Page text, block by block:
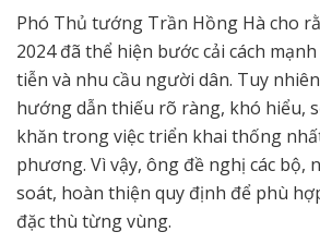
Phó Thủ tướng Trần Hồng Hà cho
2024 đã thể hiện bước cải cách
tiễn và nhu cầu người dân. Tuy
hướng dẫn thiếu rõ ràng, khó hiểu,
khăn trong việc triển khai thống
phương. Vì vậy, ông đề nghị các bộ,
soát, hoàn thiện quy định để phù
đặc thù từng vùng.